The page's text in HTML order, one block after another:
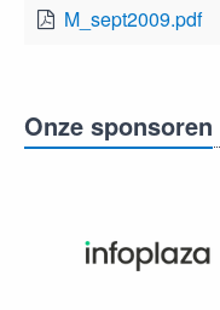
M_sept2009.pdf
Onze sponsoren